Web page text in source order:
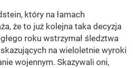
który na łamach
że to już kolejna taka decyzja
roku wstrzymał śledztwa
na wieloletnie wyroki
wojennym. Skazywali oni,